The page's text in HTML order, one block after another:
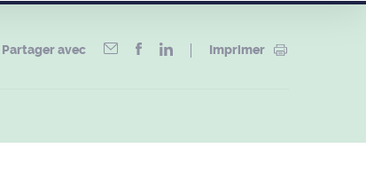
Partager avec Imprimer